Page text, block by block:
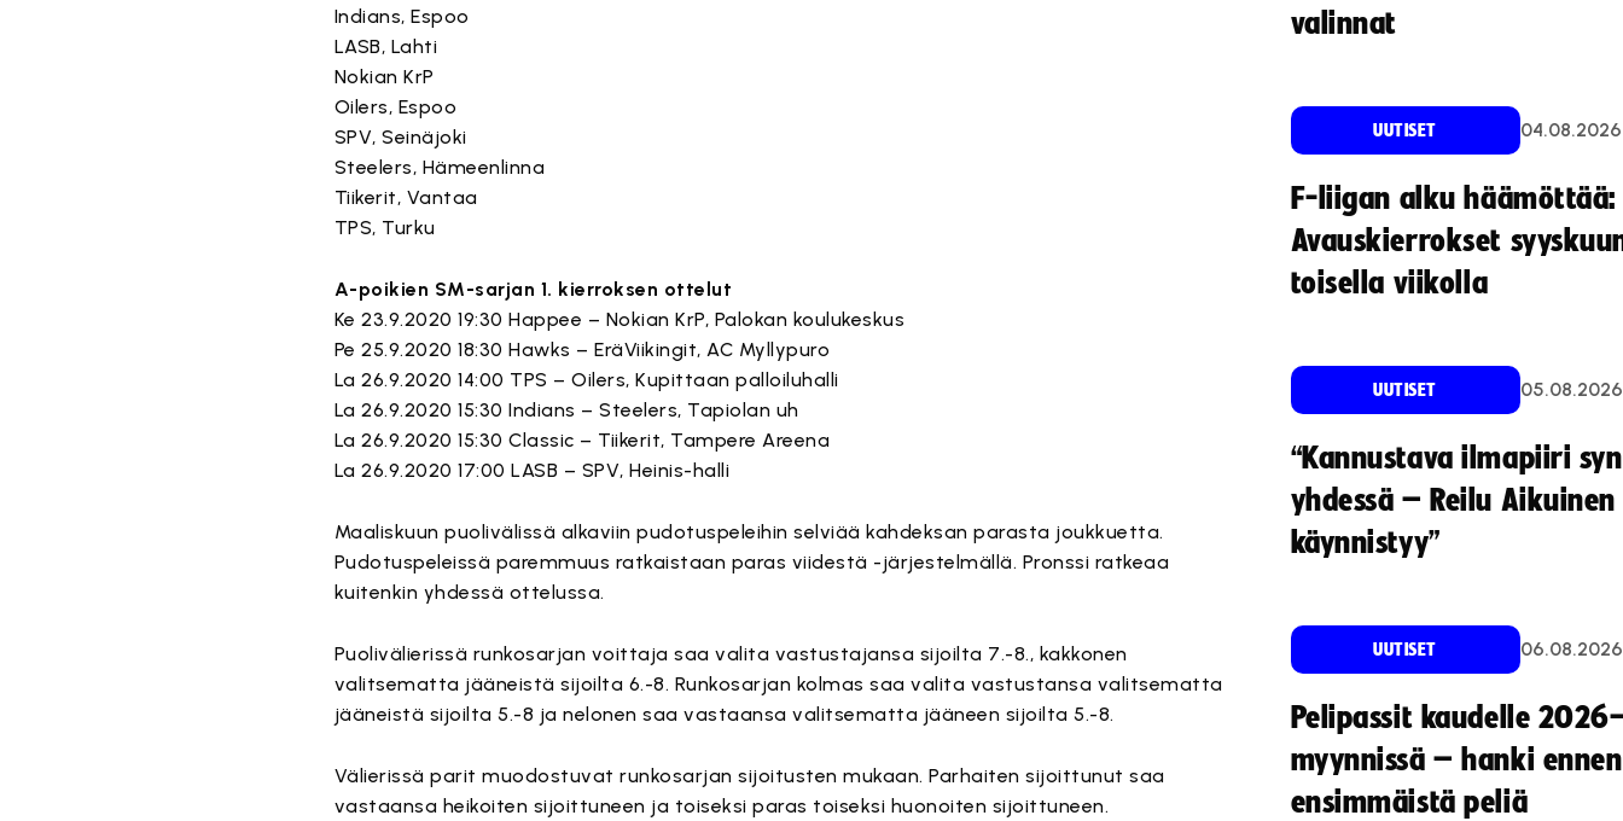
Indians, Espoo
LASB, Lahti
Nokian KrP
Oilers, Espoo
SPV, Seinäjoki
Steelers, Hämeenlinna
Tiikerit, Vantaa
TPS, Turku
A-poikien SM-sarjan 1. kierroksen ottelut
Ke 23.9.2020 19:30 Happee – Nokian KrP, Palokan koulukeskus
Pe 25.9.2020 18:30 Hawks – EräViikingit, AC Myllypuro
La 26.9.2020 14:00 TPS – Oilers, Kupittaan palloiluhalli
La 26.9.2020 15:30 Indians – Steelers, Tapiolan uh
La 26.9.2020 15:30 Classic – Tiikerit, Tampere Areena
La 26.9.2020 17:00 LASB – SPV, Heinis-halli
Maaliskuun puolivälissä alkaviin pudotuspeleihin selviää kahdeksan parasta joukkuetta.
Pudotuspeleissä paremmuus ratkaistaan paras viidestä -järjestelmällä. Pronssi ratkeaa
kuitenkin yhdessä ottelussa.
Puolivälierissä runkosarjan voittaja saa valita vastustajansa sijoilta 7.-8., kakkonen
valitsematta jääneistä sijoilta 6.-8. Runkosarjan kolmas saa valita vastustansa valitsematta
jääneistä sijoilta 5.-8 ja nelonen saa vastaansa valitsematta jääneen sijoilta 5.-8.
Välierissä parit muodostuvat runkosarjan sijoitusten mukaan. Parhaiten sijoittunut saa
vastaansa heikoiten sijoittuneen ja toiseksi paras toiseksi huonoiten sijoittuneen.
valinnat
UUTISET 04.08.2026
F-liigan alku häämöttää:
Avauskierrokset
toisella viikolla
UUTISET 05.08.2026
“Kannustava ilmapiiri
yhdessä – Reilu
käynnistyy”
UUTISET 06.08.2026
Pelipassit kaudelle
myynnissä – hanki ennen
ensimmäistä peliä